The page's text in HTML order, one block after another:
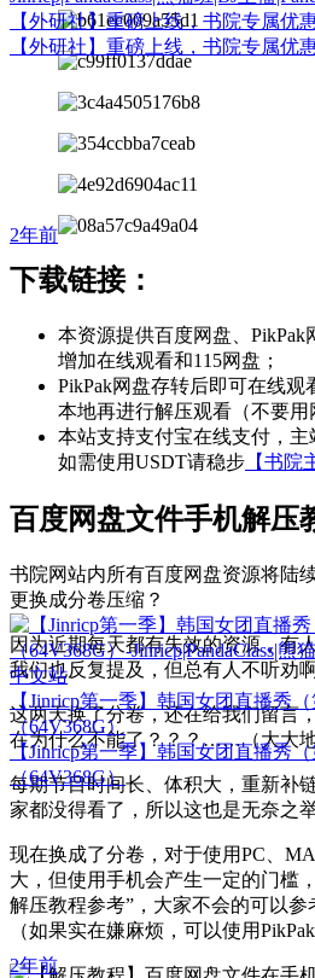
下载链接：
本资源提供百度网盘、
增加在线观看和115网盘；
PikPak网盘存转后即可在线
本地再进行解压观看（不要用
本站支持支付宝在线支付，
如需使用USDT请稳步 【书院
百度网盘文件手机解压
书院网站内所有百度网盘资源将陆
更换成分卷压缩？
因为近期每天都有失效的资源，有
我们也反复提及，但总有人不听
这两天换了分卷，还在给我们留言
在为什么不能了？？？……（大大地
每期节目时间长、体积大，重新补
家都没得看了，所以这也是无奈之举
现在换成了分卷，对于使用PC、
大，但使用手机会产生一定的门槛
解压教程参考”，大家不会的可以参
（如果实在嫌麻烦，可以使用PikPak
【外研社】重磅上线，书院专属优
【外研社】重磅上线，书院专属优
2年前
【Jinricp第一季】韩国女团直播秀
（64V368G）
【Jinricp第一季】韩国女团直播秀
（64V368G）
2年前